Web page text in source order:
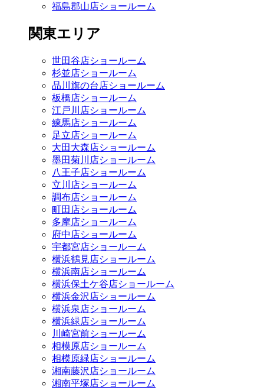
福島郡山店ショールーム
関東エリア
世田谷店ショールーム
杉並店ショールーム
品川旗の台店ショールーム
板橋店ショールーム
江戸川店ショールーム
練馬店ショールーム
足立店ショールーム
大田大森店ショールーム
墨田菊川店ショールーム
八王子店ショールーム
立川店ショールーム
調布店ショールーム
町田店ショールーム
多摩店ショールーム
府中店ショールーム
宇都宮店ショールーム
横浜鶴見店ショールーム
横浜南店ショールーム
横浜保土ケ谷店ショールーム
横浜金沢店ショールーム
横浜泉店ショールーム
横浜緑店ショールーム
川崎宮前ショールーム
相模原店ショールーム
相模原緑店ショールーム
湘南藤沢店ショールーム
湘南平塚店ショールーム